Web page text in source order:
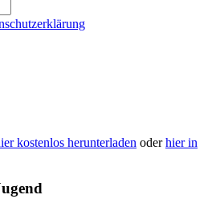
kostenlos herunterladen oderhier in